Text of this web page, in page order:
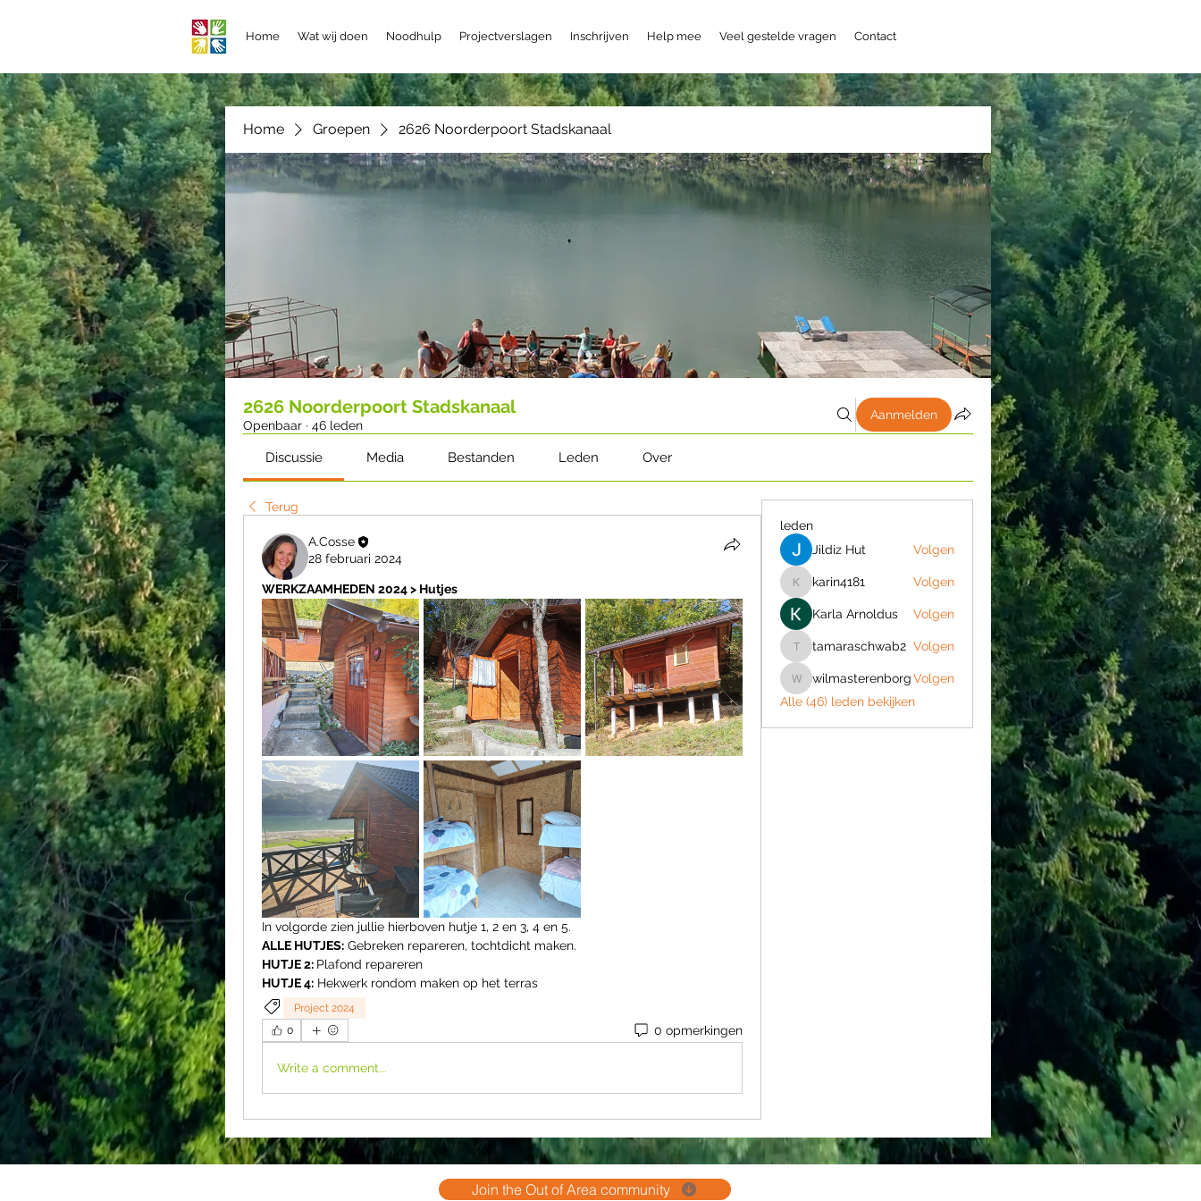
Home Wat wij doen Noodhulp Projectverslagen Inschrijven Help mee Veel gestelde vragen Contact
Home Groepen 2626 Noorderpoort Stadskanaal
2626 Noorderpoort Stadskanaal
Openbaar · 46 leden
Aanmelden
Discussie Media Bestanden Leden Over
Terug
A.Cosse
28 februari 2024
WERKZAAMHEDEN 2024 > Hutjes
In volgorde zien jullie hierboven hutje 1, 2 en 3, 4 en 5.
ALLE HUTJES: Gebreken repareren, tochtdicht maken.
HUTJE 2: Plafond repareren
HUTJE 4: Hekwerk rondom maken op het terras
Project 2024
0
0 opmerkingen
Write a comment...
leden
Jildiz Hut
Volgen
karin4181
karin4181 Volgen
Karla Arnoldus Volgen
tamaraschwab2
tamaraschwab2 Volgen
wilmasterenborg
wilmasterenborgVolgen
Alle (46) leden bekijken
Join the Out of Area community